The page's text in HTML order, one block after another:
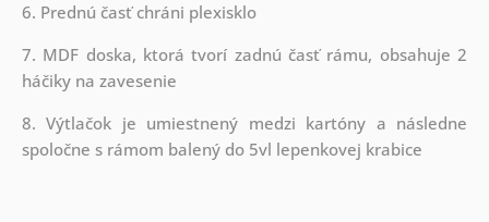
6. Prednú časť chráni plexisklo
7. MDF doska, ktorá tvorí zadnú časť rámu, obsahuje 2
háčiky na zavesenie
8. Výtlačok je umiestnený medzi kartóny a následne
spoločne s rámom balený do 5vl lepenkovej krabice